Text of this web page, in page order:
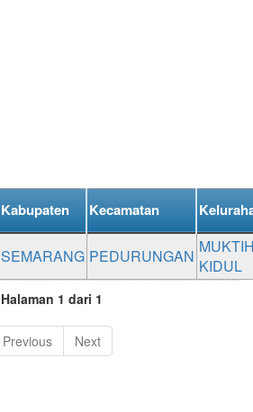
Kabupaten Kecamatan
SEMARANG PEDURUNGAN KIDUL
Halaman 1 dari 1
Previous Next